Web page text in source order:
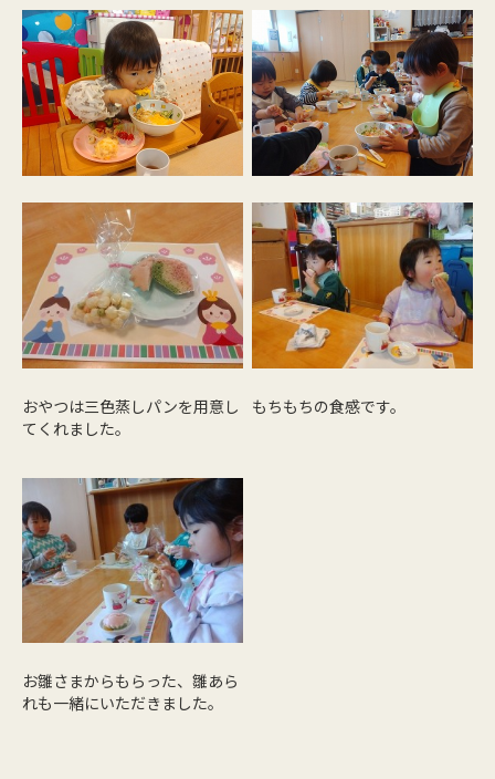
おやつは三色蒸しパンを用意し
てくれました。
もちもちの食感です。
お雛さまからもらった、雛あら
れも一緒にいただきました。